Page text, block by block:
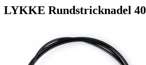
LYKKE Rundstricknadel